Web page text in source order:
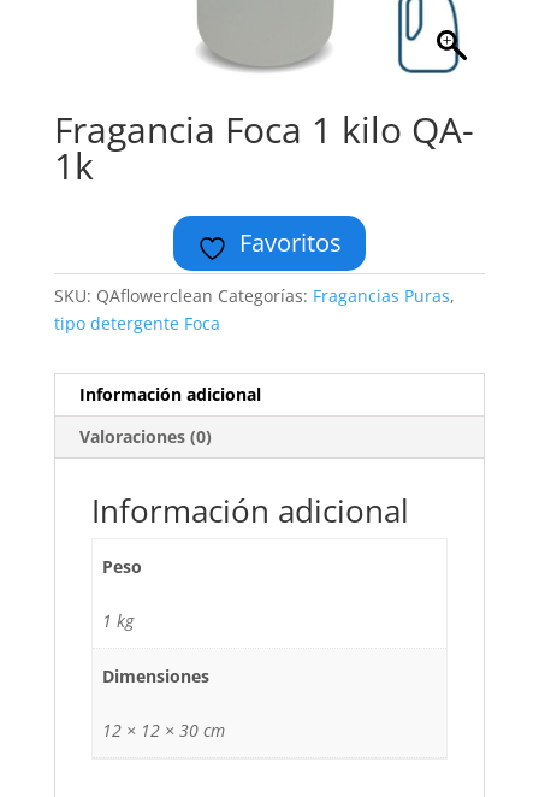
Fragancia Foca 1 kilo QA-
1k
Favoritos
SKU: QAflowerclean Categorías: Fragancias Puras,
tipo detergente Foca
Información adicional
Valoraciones (0)
Información adicional
Peso
1 kg
Dimensiones
12 × 12 × 30 cm